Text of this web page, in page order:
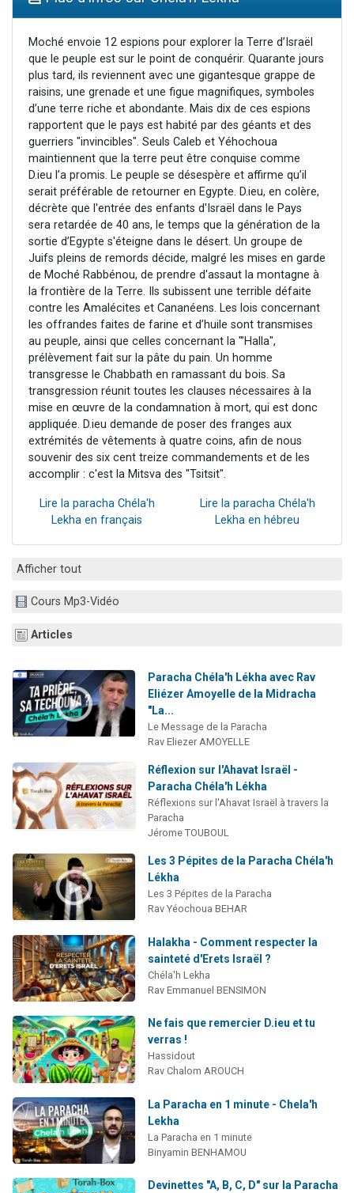
Il reste 49 places pour étudier en groupe sur Zoom
Nathaniel vient de donner son Maasser
6 personnes viennent de faire un don pour 5 enfants déjà orphelins risquent de perdre leur maman
Moché envoie 12 espions pour explorer la Terre d’Israël
que le peuple est sur le point de conquérir. Quarante jours
plus tard, ils reviennent avec une gigantesque grappe de
raisins, une grenade et une figue magnifiques, symboles
d’une terre riche et abondante. Mais dix de ces espions
rapportent que le pays est habité par des géants et des
guerriers "invincibles". Seuls Caleb et Yéhochoua
maintiennent que la terre peut être conquise comme
D.ieu l’a promis. Le peuple se désespère et affirme qu’il
serait préférable de retourner en Egypte. D.ieu, en colère,
décrète que l'entrée des enfants d'Israël dans le Pays
sera retardée de 40 ans, le temps que la génération de la
sortie d’Egypte s'éteigne dans le désert. Un groupe de
Juifs pleins de remords décide, malgré les mises en garde
de Moché Rabbénou, de prendre d'assaut la montagne à
la frontière de la Terre. Ils subissent une terrible défaite
contre les Amalécites et Cananéens. Les lois concernant
les offrandes faites de farine et d’huile sont transmises
au peuple, ainsi que celles concernant la "’Halla",
prélèvement fait sur la pâte du pain. Un homme
transgresse le Chabbath en ramassant du bois. Sa
transgression réunit toutes les clauses nécessaires à la
mise en œuvre de la condamnation à mort, qui est donc
appliquée. D.ieu demande de poser des franges aux
extrémités de vêtements à quatre coins, afin de nous
souvenir des six cent treize commandements et de les
accomplir : c'est la Mitsva des "Tsitsit".
Lire la paracha Chéla'h
Lekha en français
Lire la paracha Chéla'h
Lekha en hébreu
Afficher tout
Cours Mp3-Vidéo
Articles
Paracha Chéla'h Lékha avec Rav
Eliézer Amoyelle de la Midracha
"La...
Le Message de la Paracha
Rav Eliezer AMOYELLE
Réflexion sur l'Ahavat Israël -
Paracha Chéla'h Lékha
Réflexions sur l'Ahavat Israël à travers la
Paracha
Jérome TOUBOUL
Les 3 Pépites de la Paracha Chéla'h
Lékha
Les 3 Pépites de la Paracha
Rav Yéochoua BEHAR
Halakha - Comment respecter la
sainteté d'Erets Israël ?
Chéla'h Lekha
Rav Emmanuel BENSIMON
Ne fais que remercier D.ieu et tu
verras !
Hassidout
Rav Chalom AROUCH
La Paracha en 1 minute - Chela'h
Lekha
La Paracha en 1 minute
Binyamin BENHAMOU
Devinettes "A, B, C, D" sur la Paracha